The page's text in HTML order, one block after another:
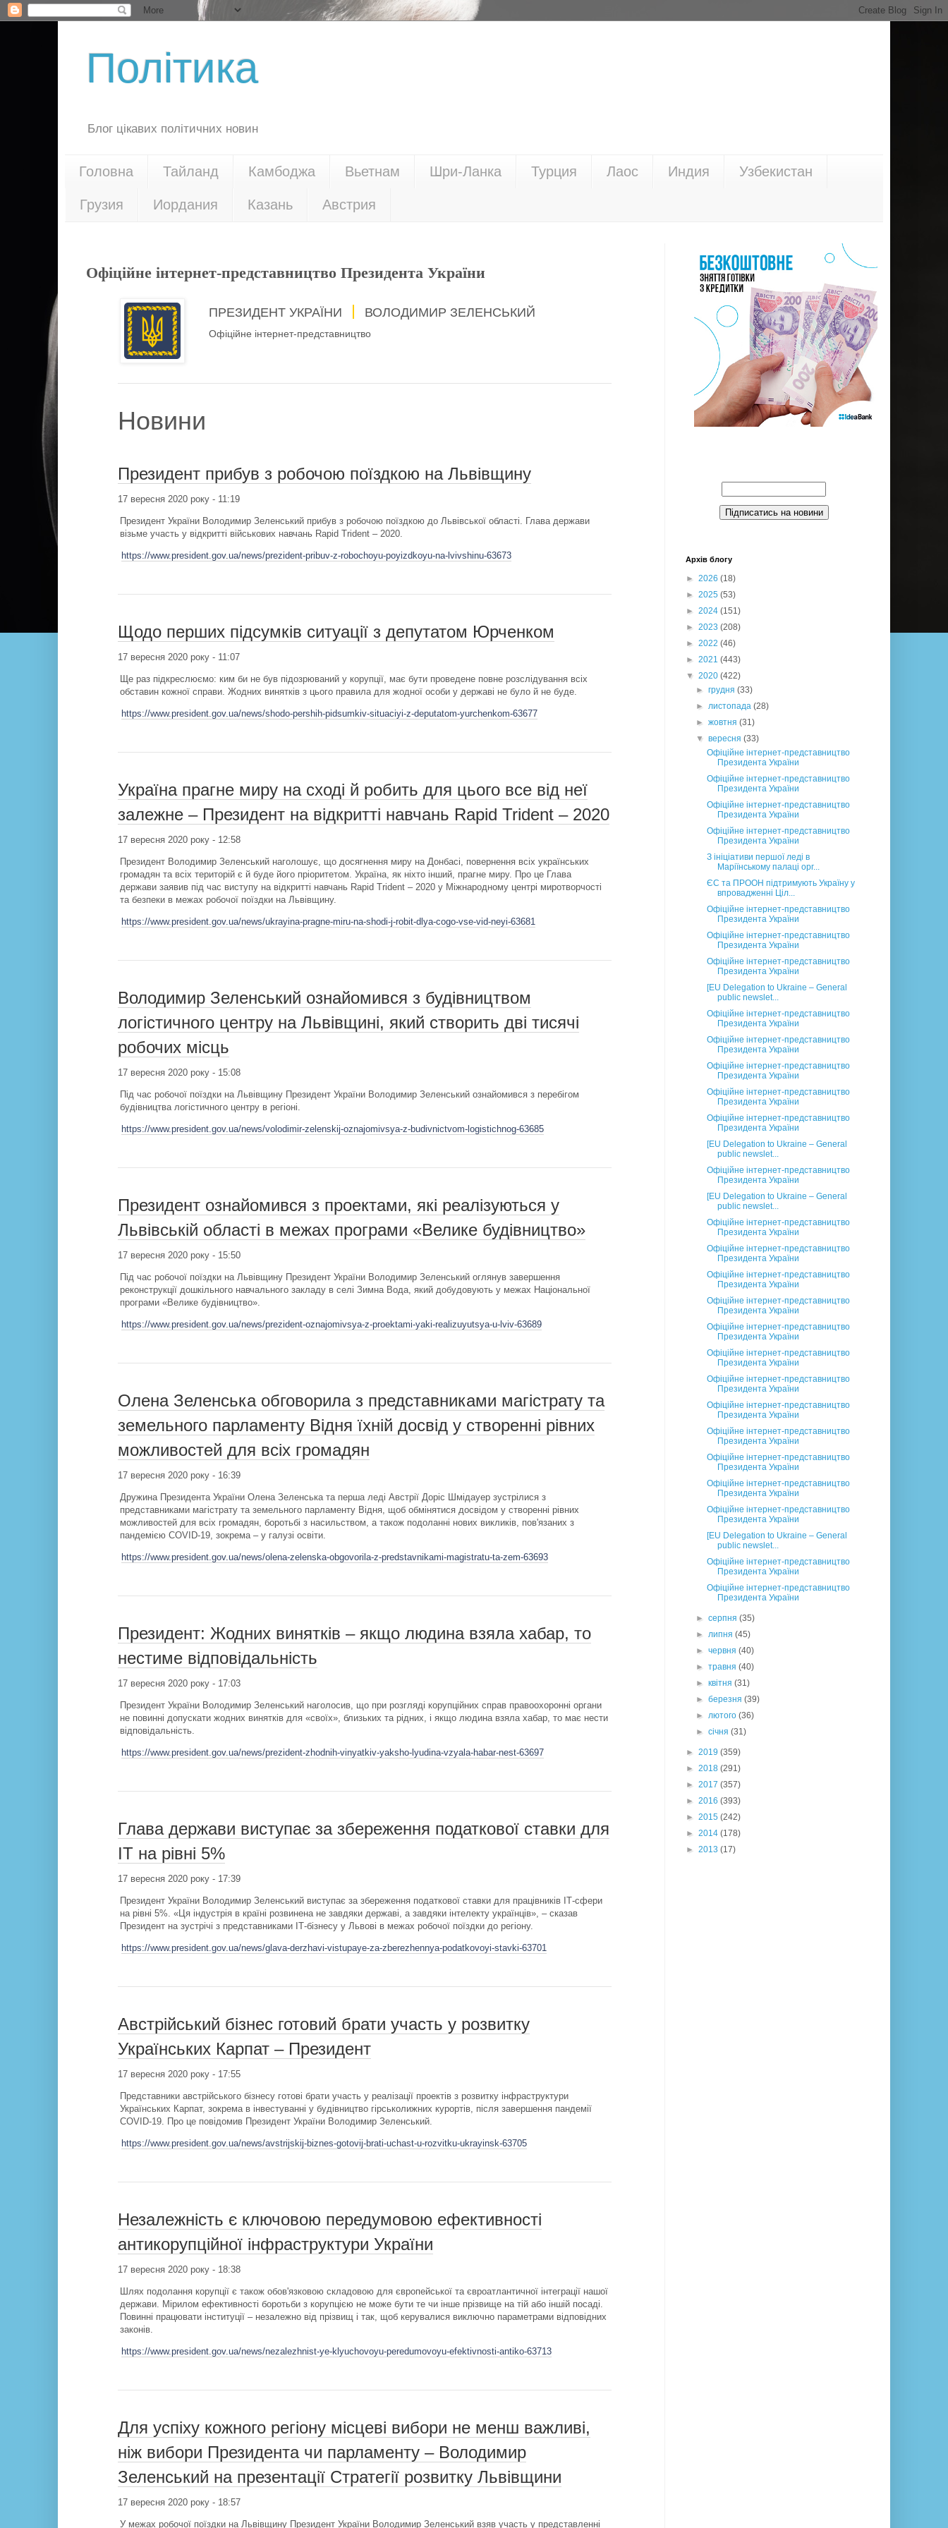
Політика
Блог цікавих політичних новин
Головна Тайланд Камбоджа Вьетнам Шри-Ланка Турция Лаос Индия Узбекистан
Грузия Иордания Казань Австрия
Офіційне інтернет-представництво Президента України
ПРЕЗИДЕНТ УКРАЇНИ ВОЛОДИМИР ЗЕЛЕНСЬКИЙ
Офіційне інтернет-представництво
Новини
Президент прибув з робочою поїздкою на Львівщину
17 вересня 2020 року - 11:19
Президент України Володимир Зеленський прибув з робочою поїздкою до Львівської області. Глава держави
візьме участь у відкритті військових навчань Rapid Trident – 2020.
https://www.president.gov.ua/news/prezident-pribuv-z-robochoyu-poyizdkoyu-na-lvivshinu-63673
Щодо перших підсумків ситуації з депутатом Юрченком
17 вересня 2020 року - 11:07
Ще раз підкреслюємо: ким би не був підозрюваний у корупції, має бути проведене повне розслідування всіх
обставин кожної справи. Жодних винятків з цього правила для жодної особи у державі не було й не буде.
https://www.president.gov.ua/news/shodo-pershih-pidsumkiv-situaciyi-z-deputatom-yurchenkom-63677
Україна прагне миру на сході й робить для цього все від неї
залежне – Президент на відкритті навчань Rapid Trident – 2020
17 вересня 2020 року - 12:58
Президент Володимир Зеленський наголошує, що досягнення миру на Донбасі, повернення всіх українських
громадян та всіх територій є й буде його пріоритетом. Україна, як ніхто інший, прагне миру. Про це Глава
держави заявив під час виступу на відкритті навчань Rapid Trident – 2020 у Міжнародному центрі миротворчості
та безпеки в межах робочої поїздки на Львівщину.
https://www.president.gov.ua/news/ukrayina-pragne-miru-na-shodi-j-robit-dlya-cogo-vse-vid-neyi-63681
Володимир Зеленський ознайомився з будівництвом
логістичного центру на Львівщині, який створить дві тисячі
робочих місць
17 вересня 2020 року - 15:08
Під час робочої поїздки на Львівщину Президент України Володимир Зеленський ознайомився з перебігом
будівництва логістичного центру в регіоні.
https://www.president.gov.ua/news/volodimir-zelenskij-oznajomivsya-z-budivnictvom-logistichnog-63685
Президент ознайомився з проектами, які реалізуються у
Львівській області в межах програми «Велике будівництво»
17 вересня 2020 року - 15:50
Під час робочої поїздки на Львівщину Президент України Володимир Зеленський оглянув завершення
реконструкції дошкільного навчального закладу в селі Зимна Вода, який добудовують у межах Національної
програми «Велике будівництво».
https://www.president.gov.ua/news/prezident-oznajomivsya-z-proektami-yaki-realizuyutsya-u-lviv-63689
Олена Зеленська обговорила з представниками магістрату та
земельного парламенту Відня їхній досвід у створенні рівних
можливостей для всіх громадян
17 вересня 2020 року - 16:39
Дружина Президента України Олена Зеленська та перша леді Австрії Доріс Шмідауер зустрілися з
представниками магістрату та земельного парламенту Відня, щоб обмінятися досвідом у створенні рівних
можливостей для всіх громадян, боротьбі з насильством, а також подоланні нових викликів, пов'язаних з
пандемією COVID-19, зокрема – у галузі освіти.
https://www.president.gov.ua/news/olena-zelenska-obgovorila-z-predstavnikami-magistratu-ta-zem-63693
Президент: Жодних винятків – якщо людина взяла хабар, то
нестиме відповідальність
17 вересня 2020 року - 17:03
Президент України Володимир Зеленський наголосив, що при розгляді корупційних справ правоохоронні органи
не повинні допускати жодних винятків для «своїх», близьких та рідних, і якщо людина взяла хабар, то має нести
відповідальність.
https://www.president.gov.ua/news/prezident-zhodnih-vinyatkiv-yaksho-lyudina-vzyala-habar-nest-63697
Глава держави виступає за збереження податкової ставки для
ІТ на рівні 5%
17 вересня 2020 року - 17:39
Президент України Володимир Зеленський виступає за збереження податкової ставки для працівників ІТ-сфери
на рівні 5%. «Ця індустрія в країні розвинена не завдяки державі, а завдяки інтелекту українців», – сказав
Президент на зустрічі з представниками ІТ-бізнесу у Львові в межах робочої поїздки до регіону.
https://www.president.gov.ua/news/glava-derzhavi-vistupaye-za-zberezhennya-podatkovoyi-stavki-63701
Австрійський бізнес готовий брати участь у розвитку
Українських Карпат – Президент
17 вересня 2020 року - 17:55
Представники австрійського бізнесу готові брати участь у реалізації проектів з розвитку інфраструктури
Українських Карпат, зокрема в інвестуванні у будівництво гірськолижних курортів, після завершення пандемії
COVID-19. Про це повідомив Президент України Володимир Зеленський.
https://www.president.gov.ua/news/avstrijskij-biznes-gotovij-brati-uchast-u-rozvitku-ukrayinsk-63705
Незалежність є ключовою передумовою ефективності
антикорупційної інфраструктури України
17 вересня 2020 року - 18:38
Шлях подолання корупції є також обов'язковою складовою для європейської та євроатлантичної інтеграції нашої
держави. Мірилом ефективності боротьби з корупцією не може бути те чи інше прізвище на тій або іншій посаді.
Повинні працювати інституції – незалежно від прізвищ і так, щоб керувалися виключно параметрами відповідних
законів.
https://www.president.gov.ua/news/nezalezhnist-ye-klyuchovoyu-peredumovoyu-efektivnosti-antiko-63713
Для успіху кожного регіону місцеві вибори не менш важливі,
ніж вибори Президента чи парламенту – Володимир
Зеленський на презентації Стратегії розвитку Львівщини
17 вересня 2020 року - 18:57
У межах робочої поїздки на Львівщину Президент України Володимир Зеленський взяв участь у представленні
Архів блогу
► 2026 (18)
► 2025 (53)
► 2024 (151)
► 2023 (208)
► 2022 (46)
► 2021 (443)
▼ 2020 (422)
►грудня(33)
►листопада(28)
►жовтня(31)
▼вересня(33)
Офіційне інтернет-представництво
Президента України
Офіційне інтернет-представництво
Президента України
Офіційне інтернет-представництво
Президента України
Офіційне інтернет-представництво
Президента України
З ініціативи першої леді в
Маріїнському палаці орг...
ЄС та ПРООН підтримують Україну у
впровадженні Ціл...
Офіційне інтернет-представництво
Президента України
Офіційне інтернет-представництво
Президента України
Офіційне інтернет-представництво
Президента України
[EU Delegation to Ukraine – General
public newslet...
Офіційне інтернет-представництво
Президента України
Офіційне інтернет-представництво
Президента України
Офіційне інтернет-представництво
Президента України
Офіційне інтернет-представництво
Президента України
Офіційне інтернет-представництво
Президента України
[EU Delegation to Ukraine – General
public newslet...
Офіційне інтернет-представництво
Президента України
[EU Delegation to Ukraine – General
public newslet...
Офіційне інтернет-представництво
Президента України
Офіційне інтернет-представництво
Президента України
Офіційне інтернет-представництво
Президента України
Офіційне інтернет-представництво
Президента України
Офіційне інтернет-представництво
Президента України
Офіційне інтернет-представництво
Президента України
Офіційне інтернет-представництво
Президента України
Офіційне інтернет-представництво
Президента України
Офіційне інтернет-представництво
Президента України
Офіційне інтернет-представництво
Президента України
Офіційне інтернет-представництво
Президента України
Офіційне інтернет-представництво
Президента України
[EU Delegation to Ukraine – General
public newslet...
Офіційне інтернет-представництво
Президента України
Офіційне інтернет-представництво
Президента України
►серпня(35)
►липня(45)
►червня(40)
►травня(40)
►квітня(31)
►березня(39)
►лютого(36)
►січня(31)
► 2019 (359)
► 2018 (291)
► 2017 (357)
► 2016 (393)
► 2015 (242)
► 2014 (178)
► 2013 (17)